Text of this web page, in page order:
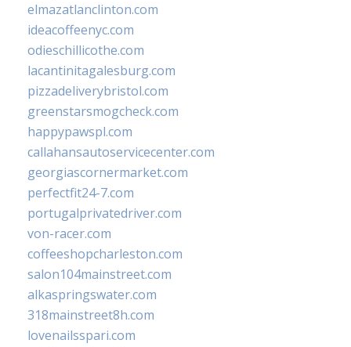
elmazatlanclinton.com
ideacoffeenyc.com
odieschillicothe.com
lacantinitagalesburg.com
pizzadeliverybristol.com
greenstarsmogcheck.com
happypawspl.com
callahansautoservicecenter.com
georgiascornermarket.com
perfectfit24-7.com
portugalprivatedriver.com
von-racer.com
coffeeshopcharleston.com
salon104mainstreet.com
alkaspringswater.com
318mainstreet8h.com
lovenailsspari.com